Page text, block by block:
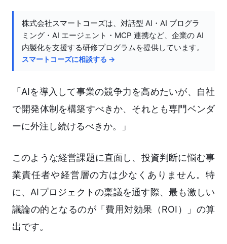
株式会社スマートコーズは、対話型 AI・AI プログラ
ミング・AI エージェント・MCP 連携など、企業の AI
内製化を支援する研修プログラムを提供しています。
スマートコーズに相談する →
「AIを導入して事業の競争力を高めたいが、自社
で開発体制を構築すべきか、それとも専門ベンダ
ーに外注し続けるべきか。」
このような経営課題に直面し、投資判断に悩む事
業責任者や経営層の方は少なくありません。特
に、AIプロジェクトの稟議を通す際、最も激しい
議論の的となるのが「費用対効果（ROI）」の算
出です。